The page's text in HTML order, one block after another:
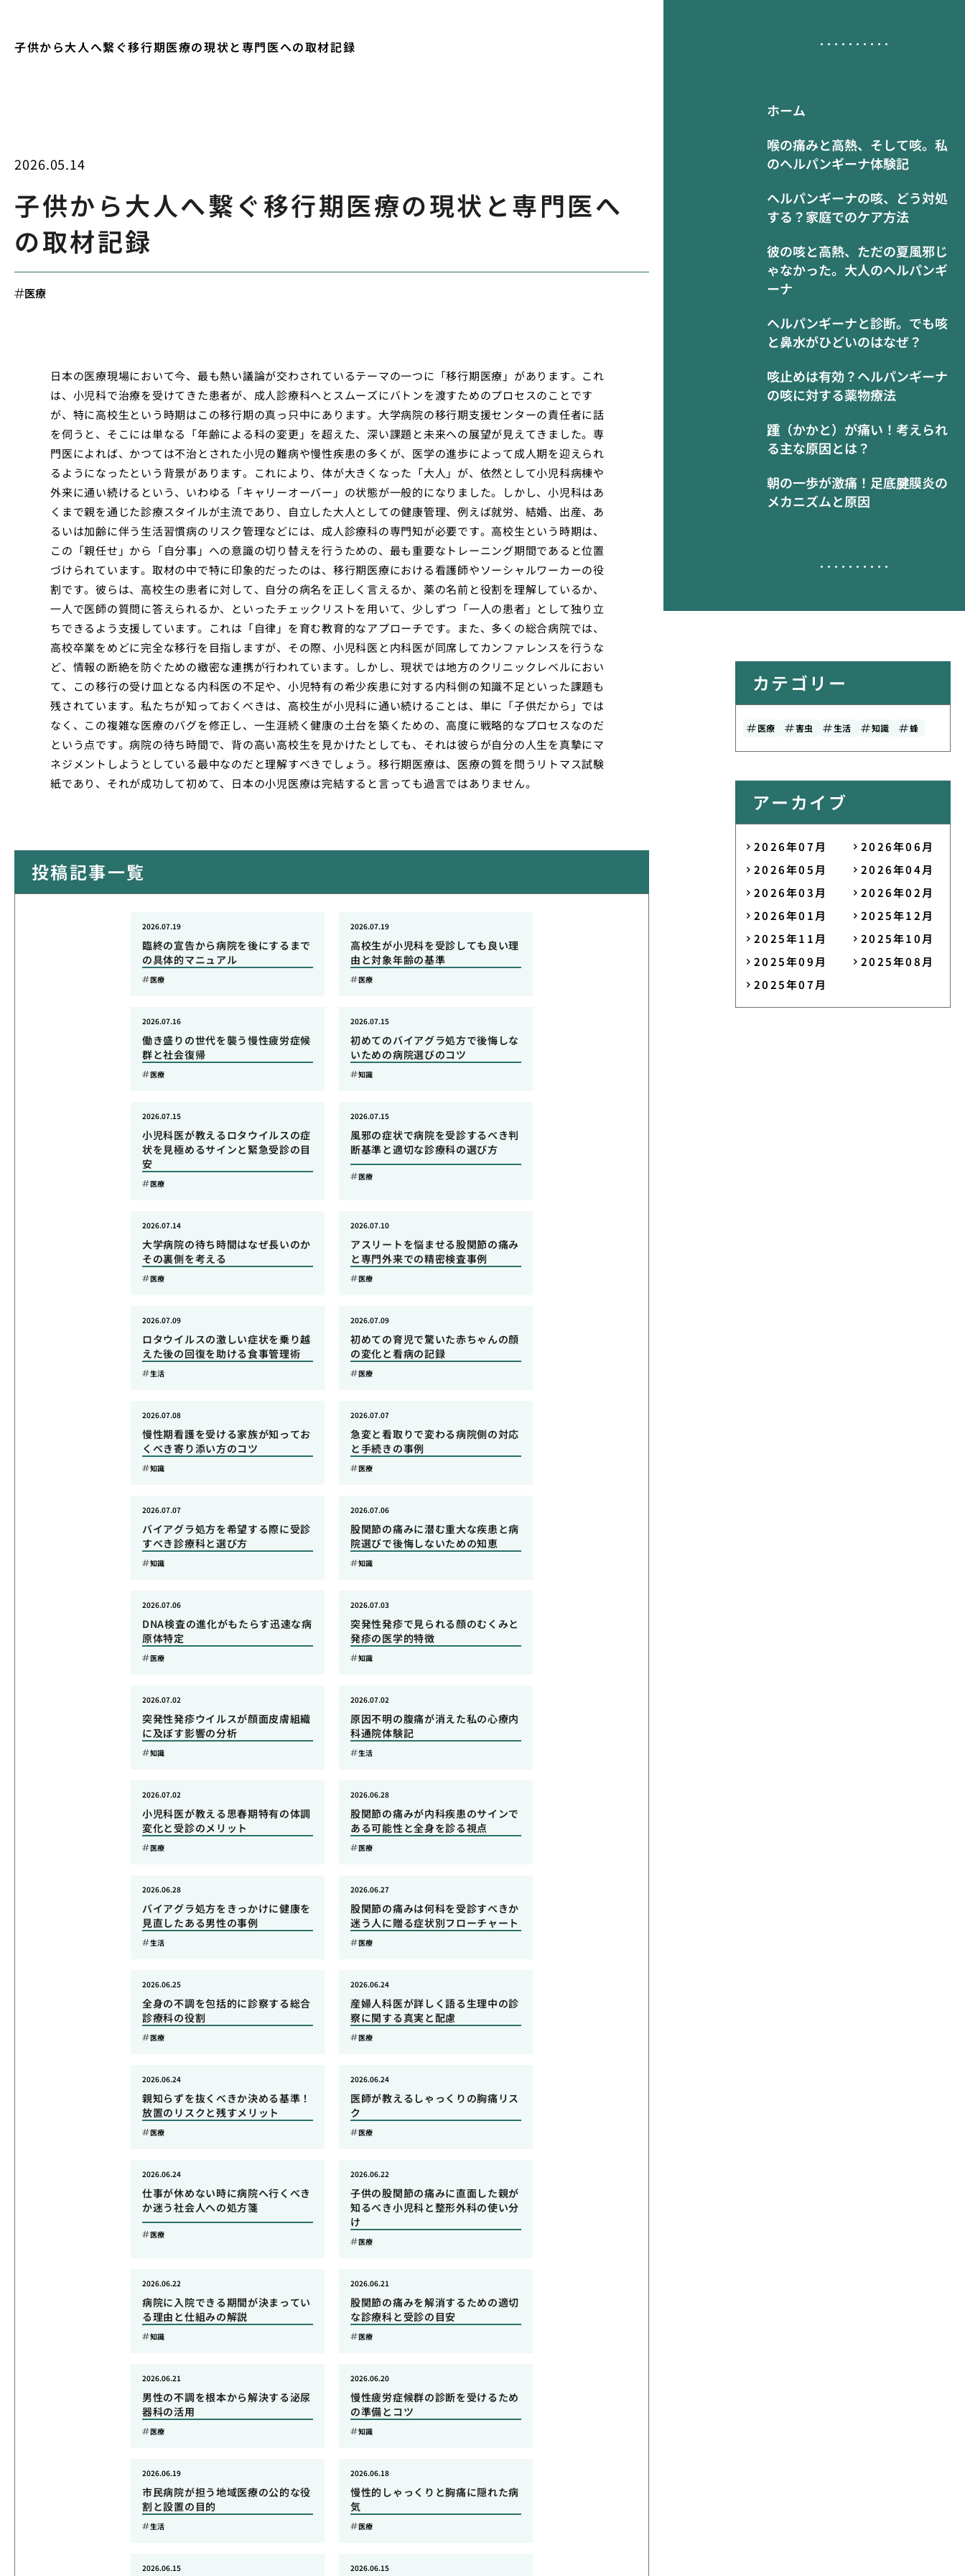
子供から大人へ繋ぐ移行期医療の現状と専門医への取材記録
ホーム
喉の痛みと高熱、そして咳。私
のヘルパンギーナ体験記
ヘルパンギーナの咳、どう対処
する？家庭でのケア方法
彼の咳と高熱、ただの夏風邪じ
ゃなかった。大人のヘルパンギ
ーナ
ヘルパンギーナと診断。でも咳
と鼻水がひどいのはなぜ？
咳止めは有効？ヘルパンギーナ
の咳に対する薬物療法
踵（かかと）が痛い！考えられ
る主な原因とは？
朝の一歩が激痛！足底腱膜炎の
メカニズムと原因
2026.05.14
子供から大人へ繋ぐ移行期医療の現状と専門医へ
の取材記録
医療
日本の医療現場において今、最も熱い議論が交わされているテーマの一つに「移行期医療」があります。これ
は、小児科で治療を受けてきた患者が、成人診療科へとスムーズにバトンを渡すためのプロセスのことです
が、特に高校生という時期はこの移行期の真っ只中にあります。大学病院の移行期支援センターの責任者に話
を伺うと、そこには単なる「年齢による科の変更」を超えた、深い課題と未来への展望が見えてきました。専
門医によれば、かつては不治とされた小児の難病や慢性疾患の多くが、医学の進歩によって成人期を迎えられ
るようになったという背景があります。これにより、体が大きくなった「大人」が、依然として小児科病棟や
外来に通い続けるという、いわゆる「キャリーオーバー」の状態が一般的になりました。しかし、小児科はあ
くまで親を通じた診療スタイルが主流であり、自立した大人としての健康管理、例えば就労、結婚、出産、あ
るいは加齢に伴う生活習慣病のリスク管理などには、成人診療科の専門知が必要です。高校生という時期は、
この「親任せ」から「自分事」への意識の切り替えを行うための、最も重要なトレーニング期間であると位置
づけられています。取材の中で特に印象的だったのは、移行期医療における看護師やソーシャルワーカーの役
割です。彼らは、高校生の患者に対して、自分の病名を正しく言えるか、薬の名前と役割を理解しているか、
一人で医師の質問に答えられるか、といったチェックリストを用いて、少しずつ「一人の患者」として独り立
ちできるよう支援しています。これは「自律」を育む教育的なアプローチです。また、多くの総合病院では、
高校卒業をめどに完全な移行を目指しますが、その際、小児科医と内科医が同席してカンファレンスを行うな
ど、情報の断絶を防ぐための緻密な連携が行われています。しかし、現状では地方のクリニックレベルにおい
て、この移行の受け皿となる内科医の不足や、小児特有の希少疾患に対する内科側の知識不足といった課題も
残されています。私たちが知っておくべきは、高校生が小児科に通い続けることは、単に「子供だから」では
なく、この複雑な医療のバグを修正し、一生涯続く健康の土台を築くための、高度に戦略的なプロセスなのだ
という点です。病院の待ち時間で、背の高い高校生を見かけたとしても、それは彼らが自分の人生を真摯にマ
ネジメントしようとしている最中なのだと理解すべきでしょう。移行期医療は、医療の質を問うリトマス試験
紙であり、それが成功して初めて、日本の小児医療は完結すると言っても過言ではありません。
投稿記事一覧
臨終の宣告から病院を後にするまで
の具体的マニュアル
2026.07.19
医療
高校生が小児科を受診しても良い理
由と対象年齢の基準
2026.07.19
医療
働き盛りの世代を襲う慢性疲労症候
群と社会復帰
2026.07.16
医療
初めてのバイアグラ処方で後悔しな
いための病院選びのコツ
2026.07.15
知識
小児科医が教えるロタウイルスの症
状を見極めるサインと緊急受診の目
安
2026.07.15
医療
風邪の症状で病院を受診するべき判
断基準と適切な診療科の選び方
2026.07.15
医療
大学病院の待ち時間はなぜ長いのか
その裏側を考える
2026.07.14
医療
アスリートを悩ませる股関節の痛み
と専門外来での精密検査事例
2026.07.10
医療
ロタウイルスの激しい症状を乗り越
えた後の回復を助ける食事管理術
2026.07.09
生活
初めての育児で驚いた赤ちゃんの顔
の変化と看病の記録
2026.07.09
医療
慢性期看護を受ける家族が知ってお
くべき寄り添い方のコツ
2026.07.08
知識
急変と看取りで変わる病院側の対応
と手続きの事例
2026.07.07
医療
バイアグラ処方を希望する際に受診
すべき診療科と選び方
2026.07.07
知識
股関節の痛みに潜む重大な疾患と病
院選びで後悔しないための知恵
2026.07.06
知識
DNA検査の進化がもたらす迅速な病
原体特定
2026.07.06
医療
突発性発疹で見られる顔のむくみと
発疹の医学的特徴
2026.07.03
知識
突発性発疹ウイルスが顔面皮膚組織
に及ぼす影響の分析
2026.07.02
知識
原因不明の腹痛が消えた私の心療内
科通院体験記
2026.07.02
生活
小児科医が教える思春期特有の体調
変化と受診のメリット
2026.07.02
医療
股関節の痛みが内科疾患のサインで
ある可能性と全身を診る視点
2026.06.28
医療
バイアグラ処方をきっかけに健康を
見直したある男性の事例
2026.06.28
生活
股関節の痛みは何科を受診すべきか
迷う人に贈る症状別フローチャート
2026.06.27
医療
全身の不調を包括的に診察する総合
診療科の役割
2026.06.25
医療
産婦人科医が詳しく語る生理中の診
察に関する真実と配慮
2026.06.24
医療
親知らずを抜くべきか決める基準！
放置のリスクと残すメリット
2026.06.24
医療
医師が教えるしゃっくりの胸痛リス
ク
2026.06.24
医療
仕事が休めない時に病院へ行くべき
か迷う社会人への処方箋
2026.06.24
医療
子供の股関節の痛みに直面した親が
知るべき小児科と整形外科の使い分
け
2026.06.22
医療
病院に入院できる期間が決まってい
る理由と仕組みの解説
2026.06.22
知識
股関節の痛みを解消するための適切
な診療科と受診の目安
2026.06.21
医療
男性の不調を根本から解決する泌尿
器科の活用
2026.06.21
医療
慢性疲労症候群の診断を受けるため
の準備とコツ
2026.06.20
知識
市民病院が担う地域医療の公的な役
割と設置の目的
2026.06.19
生活
慢性的しゃっくりと胸痛に隠れた病
気
2026.06.18
医療
2026.06.15 2026.06.15
カテゴリー
医療 害虫 生活 知識 蜂
アーカイブ
2026年07月
2026年06月
2026年05月
2026年04月
2026年03月
2026年02月
2026年01月
2025年12月
2025年11月
2025年10月
2025年09月
2025年08月
2025年07月